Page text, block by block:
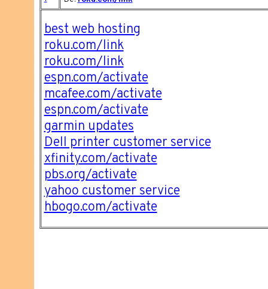
best web hosting
roku.com/link
roku.com/link
espn.com/activate
mcafee.com/activate
espn.com/activate
garmin updates
Dell printer customer service
xfinity.com/activate
pbs.org/activate
yahoo customer service
hbogo.com/activate